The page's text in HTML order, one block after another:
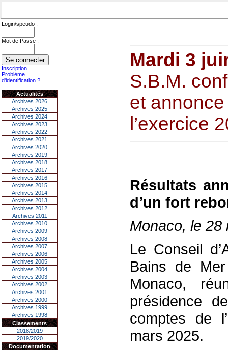
Login/speudo :
Mot de Passe :
Inscription
Problème
d'identification ?
Actualités
Archives 2026
Archives 2025
Archives 2024
Archives 2023
Archives 2022
Archives 2021
Archives 2020
Archives 2019
Archives 2018
Archives 2017
Archives 2016
Archives 2015
Archives 2014
Archives 2013
Archives 2012
Archives 2011
Archives 2010
Archives 2009
Archives 2008
Archives 2007
Archives 2006
Archives 2005
Archives 2004
Archives 2003
Archives 2002
Archives 2001
Archives 2000
Archives 1999
Archives 1998
Classements
2018/2019
2019/2020
Documentation
Mardi 3
S.B.M.
et
l’exercice
Résultats
d’un fort
Monaco, le 28
Le Conseil
Bains de
Monaco,
présidence
comptes de
mars 2025.